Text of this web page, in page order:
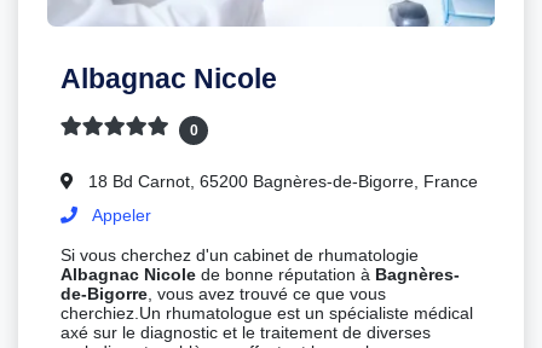
Albagnac Nicole
0
18 Bd Carnot, 65200 Bagnères-de-Bigorre, France
Appeler
Si vous cherchez d'un cabinet de rhumatologie
Albagnac Nicole de bonne réputation à Bagnères-
de-Bigorre , vous avez trouvé ce que vous
cherchiez.Un rhumatologue est un spécialiste médical
axé sur le diagnostic et le traitement de diverses